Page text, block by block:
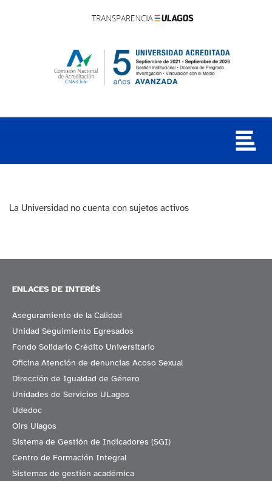
La Universidad no cuenta con sujetos activos
ENLACES DE INTERÉS
Aseguramiento de la Calidad
Unidad Seguimiento Egresados
Fondo Solidario Crédito Universitario
Oficina Atención de denuncias Acoso Sexual
Dirección de Igualdad de Género
Unidades de Servicios ULagos
Udedoc
Oirs Ulagos
Sistema de Gestión de Indicadores (SGI)
Centro de Formación Integral
Sistemas de gestión académica